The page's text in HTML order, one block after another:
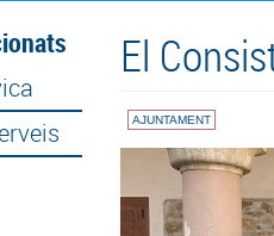
El
AJUNTAMENT